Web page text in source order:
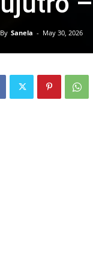
By Sanela - May 30, 2026